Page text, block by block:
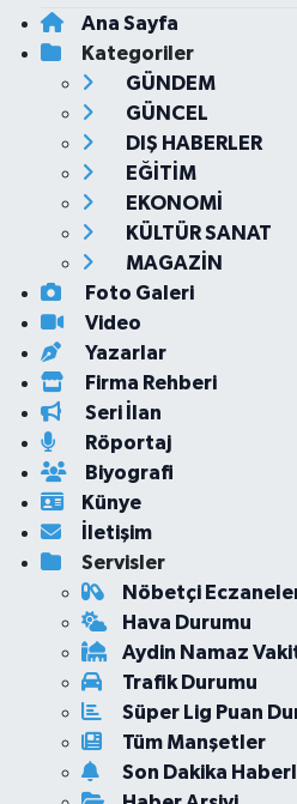
Ana Sayfa
Kategoriler
GÜNDEM
GÜNCEL
DIŞ HABERLER
EĞİTİM
EKONOMİ
KÜLTÜR SANAT
MAGAZİN
Foto Galeri
Video
Yazarlar
Firma Rehberi
Seri İlan
Röportaj
Biyografi
Künye
İletişim
Servisler
Nöbetçi
Hava Durumu
Aydin Namaz
Trafik Durumu
Süper Lig Puan
Tüm Manşetler
Son Dakika